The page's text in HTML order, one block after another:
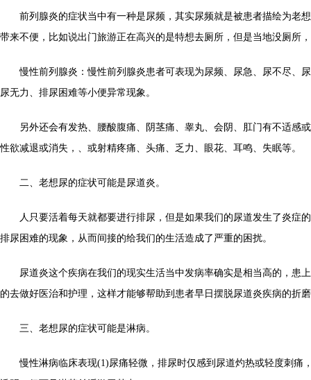
前列腺炎的症状当中有一种是尿频，其实尿频就是被患者描绘为老
带来不便，比如说出门旅游正在高兴的是特想去厕所，但是当地没厕所
慢性前列腺炎：慢性前列腺炎患者可表现为尿频、尿急、尿不尽、
尿无力、排尿困难等小便异常现象。
另外还会有发热、腰酸腹痛、阴茎痛、睾丸、会阴、肛门有不适感
性欲减退或消失，、或射精疼痛、头痛、乏力、眼花、耳鸣、失眠等。
二、老想尿的症状可能是尿道炎。
人只要活着每天就都要进行排尿，但是如果我们的尿道发生了炎症
排尿困难的现象，从而间接的给我们的生活造成了严重的困扰。
尿道炎这个疾病在我们的现实生活当中发病率确实是相当高的，患
的去做好医治和护理，这样才能够帮助到患者早日摆脱尿道炎疾病的折
三、老想尿的症状可能是淋病。
慢性淋病临床表现(1)尿痛轻微，排尿时仅感到尿道灼热或轻度刺痛